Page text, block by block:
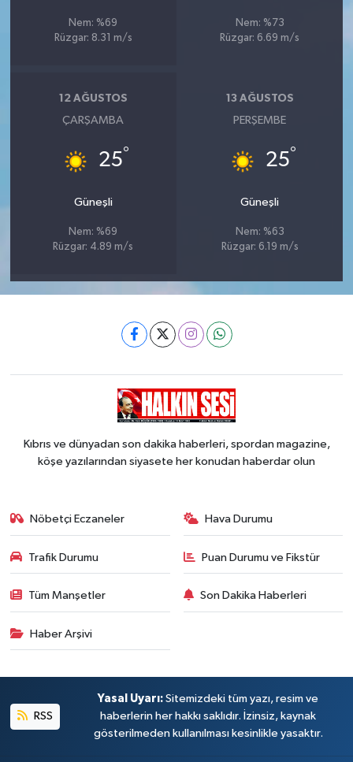
Nem: %69
Rüzgar: 8.31 m/s
Nem: %73
Rüzgar: 6.69 m/s
12 AĞUSTOS
ÇARŞAMBA
25°
Güneşli
Nem: %69
Rüzgar: 4.89 m/s
13 AĞUSTOS
PERŞEMBE
25°
Güneşli
Nem: %63
Rüzgar: 6.19 m/s
Kıbrıs ve dünyadan son dakika haberleri, spordan magazine,
köşe yazılarından siyasete her konudan haberdar olun
Nöbetçi Eczaneler Hava Durumu
Trafik Durumu Puan Durumu ve Fikstür
Tüm Manşetler Son Dakika Haberleri
Haber Arşivi
RSS
Yasal Uyarı: Sitemizdeki tüm yazı, resim ve
haberlerin her hakkı saklıdır. İzinsiz, kaynak
gösterilmeden kullanılması kesinlikle yasaktır.